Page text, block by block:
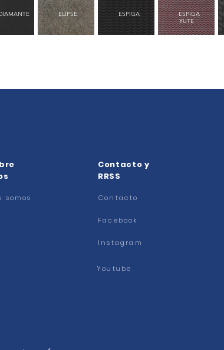
ELIPSE ESPIGA
ESPIGA
YUTE
somos
Contacto y
RRSS
Contacto
Facebook
Instagram
Youtube